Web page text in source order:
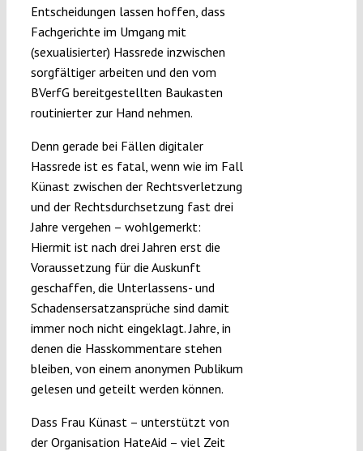
Entscheidungen lassen hoffen, dass
Fachgerichte im Umgang mit
(sexualisierter) Hassrede inzwischen
sorgfältiger arbeiten und den vom
BVerfG bereitgestellten Baukasten
routinierter zur Hand nehmen.
Denn gerade bei Fällen digitaler
Hassrede ist es fatal, wenn wie im Fall
Künast zwischen der Rechtsverletzung
und der Rechtsdurchsetzung fast drei
Jahre vergehen – wohlgemerkt:
Hiermit ist nach drei Jahren erst die
Voraussetzung für die Auskunft
geschaffen, die Unterlassens- und
Schadensersatzansprüche sind damit
immer noch nicht eingeklagt. Jahre, in
denen die Hasskommentare stehen
bleiben, von einem anonymen Publikum
gelesen und geteilt werden können.
Dass Frau Künast – unterstützt von
der Organisation HateAid – viel Zeit